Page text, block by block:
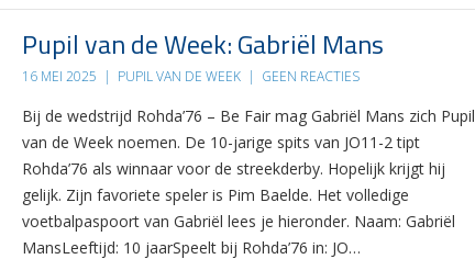
Pupil van de Week: Gabriël Mans
16 MEI 2025 | PUPIL VAN DE WEEK | GEEN REACTIES
Bij de wedstrijd Rohda’76 – Be Fair mag Gabriël Mans zich Pupil
van de Week noemen. De 10-jarige spits van JO11-2 tipt
Rohda’76 als winnaar voor de streekderby. Hopelijk krijgt hij
gelijk. Zijn favoriete speler is Pim Baelde. Het volledige
voetbalpaspoort van Gabriël lees je hieronder. Naam: Gabriël
MansLeeftijd: 10 jaarSpeelt bij Rohda’76 in: JO…